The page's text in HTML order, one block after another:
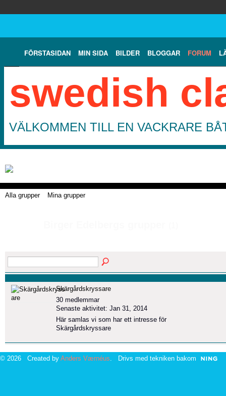
FÖRSTASIDAN MIN SIDA BILDER BLOGGAR FORUM
swedish
VÄLKOMMEN TILL EN VACKRARE
Alla grupper Mina grupper
Skärgårdskryssare
30 medlemmar
Senaste aktivitet: Jan 31, 2014
Här samlas vi som har ett intresse för
Skärgårdskryssare
© 2026 Created by Anders Værnéus. Drivs med tekniken bakom